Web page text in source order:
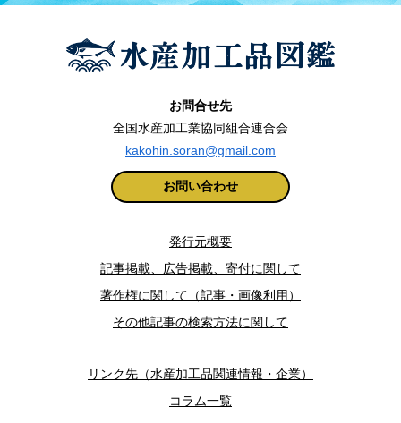
お問合せ先
全国水産加工業協同組合連合会
kakohin.soran@gmail.com
お問い合わせ
発行元概要
記事掲載、広告掲載、寄付に関して
著作権に関して（記事・画像利用）
その他記事の検索方法に関して
リンク先（水産加工品関連情報・企業）
コラム一覧